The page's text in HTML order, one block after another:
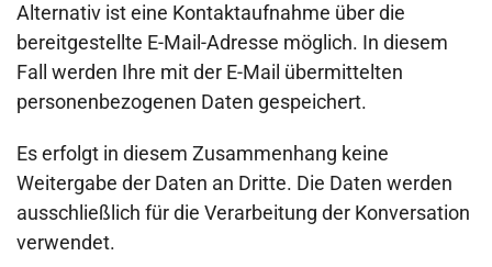
Alternativ ist eine Kontaktaufnahme über die
bereitgestellte E-Mail-Adresse möglich. In diesem
Fall werden Ihre mit der E-Mail übermittelten
personenbezogenen Daten gespeichert.
Es erfolgt in diesem Zusammenhang keine
Weitergabe der Daten an Dritte. Die Daten werden
ausschließlich für die Verarbeitung der Konversation
verwendet.